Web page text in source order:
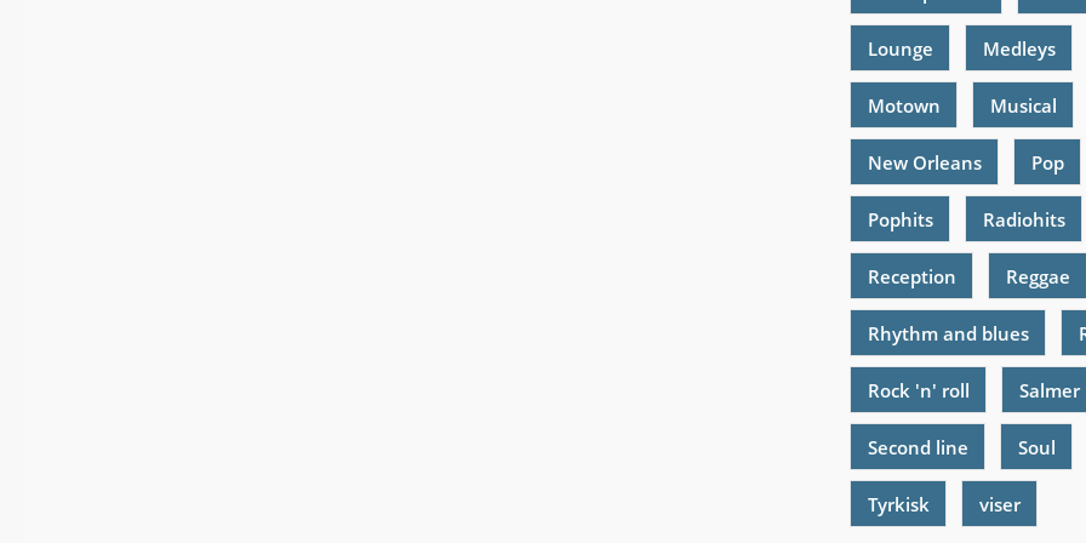
Lounge Medleys
Motown Musical
New Orleans Pop
Pophits Radiohits
Reception Reggae
Rhythm and blues
Rock 'n' roll Salmer
Second line Soul
Tyrkisk viser